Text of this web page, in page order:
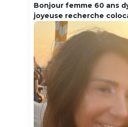
Bonjour femme 60 ans
joyeuse recherche